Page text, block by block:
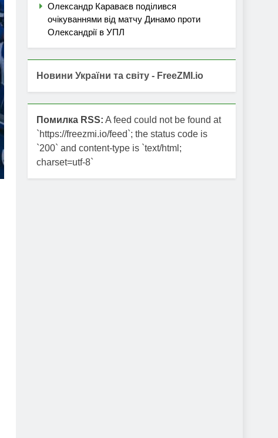
Олександр Караваєв поділився
очікуваннями від матчу Динамо проти
Олександрії в УПЛ
Новини України та світу - FreeZMI.io
Помилка RSS: A feed could not be found at
`https://freezmi.io/feed`; the status code is
`200` and content-type is `text/html;
charset=utf-8`